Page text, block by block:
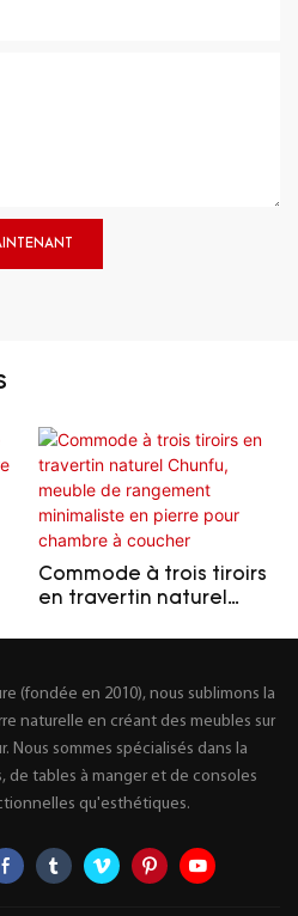
Commode à trois tiroirs
en travertin naturel
à coucher
(fondée en 2010), nous sublimons la
naturelle en créant des meubles sur
Nous sommes spécialisés dans la
de tables à manger et de consoles
qu'esthétiques.